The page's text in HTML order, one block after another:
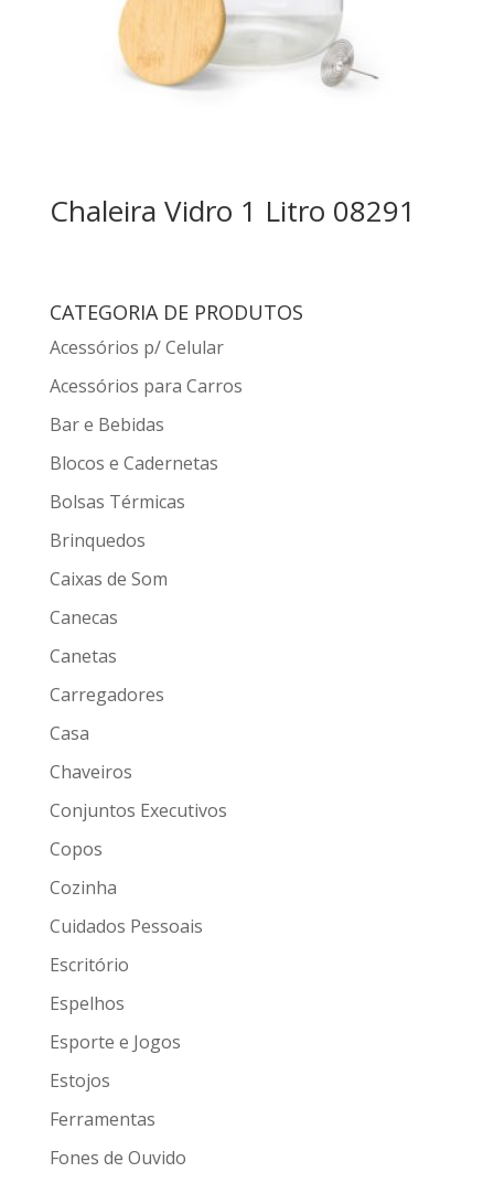
Chaleira Vidro 1 Litro 08291
CATEGORIA DE PRODUTOS
Acessórios p/ Celular
Acessórios para Carros
Bar e Bebidas
Blocos e Cadernetas
Bolsas Térmicas
Brinquedos
Caixas de Som
Canecas
Canetas
Carregadores
Casa
Chaveiros
Conjuntos Executivos
Copos
Cozinha
Cuidados Pessoais
Escritório
Espelhos
Esporte e Jogos
Estojos
Ferramentas
Fones de Ouvido